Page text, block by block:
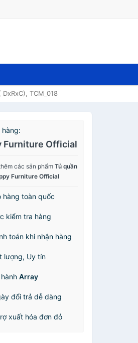
TCM_018
hàng:
Furniture Official
các sản phẩmTủ quần
Furniture Official
hàng toàn quốc
kiểm tra hàng
toán khi nhận hàng
lượng, Uy tín
hànhArray
đổi trả dễ dàng
xuất hóa đơn đỏ